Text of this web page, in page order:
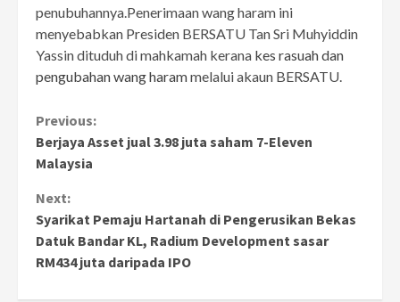
penubuhannya.Penerimaan wang haram ini
menyebabkan Presiden BERSATU Tan Sri Muhyiddin
Yassin dituduh di mahkamah kerana kes rasuah dan
pengubahan wang harammelalui akaun BERSATU.
Continue
Reading
Previous:
Berjaya Asset jual 3.98 juta saham 7-Eleven
Malaysia
Next:
Syarikat Pemaju Hartanah di Pengerusikan Bekas
Datuk Bandar KL, Radium Development sasar
RM434 juta daripada IPO